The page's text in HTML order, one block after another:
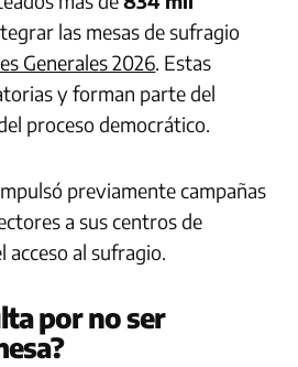
las mesas de sufragio
Generales 2026. Estas
y forman parte del
proceso democrático.
previamente campañas
a sus centros de
al sufragio.
por no ser